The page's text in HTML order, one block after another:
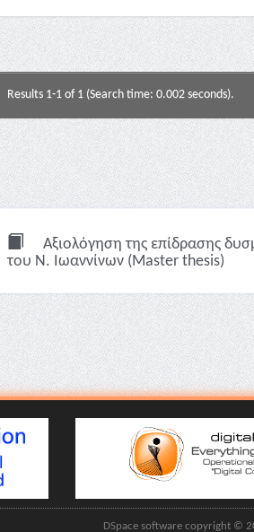
Results 1-1 of 1 (Search time: 0.002 seconds).
Αξιολόγηση της επίδρασης
του Ν. Ιωαννίνων (Master thesis)
DSpace software copyright ©